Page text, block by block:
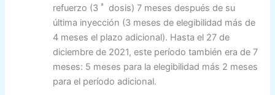
refuerzo (3 ª
dosis) 7 meses después de su
última inyección (3 meses de elegibilidad más de
4 meses el plazo adicional). Hasta el 27 de
diciembre de 2021, este período también era de 7
meses: 5 meses para la elegibilidad más 2 meses
para el período adicional.